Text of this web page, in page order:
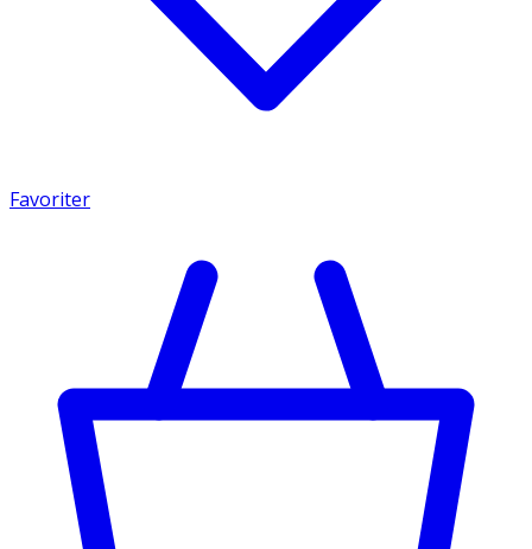
Favoriter